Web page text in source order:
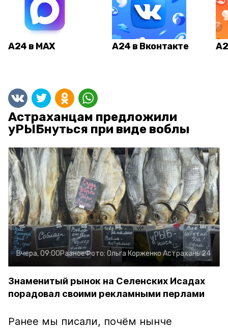
А24 в MAX А24 в Вконтакте
Астраханцам предложили
уРЫБнуться при виде воблы
Вчера, 09:00РазноеФото: Ольга КорженкоАстрахань 24
Знаменитый рынок на Селенских Исадах
порадовал своими рекламными перлами
Ранее мы писали, почём нынче